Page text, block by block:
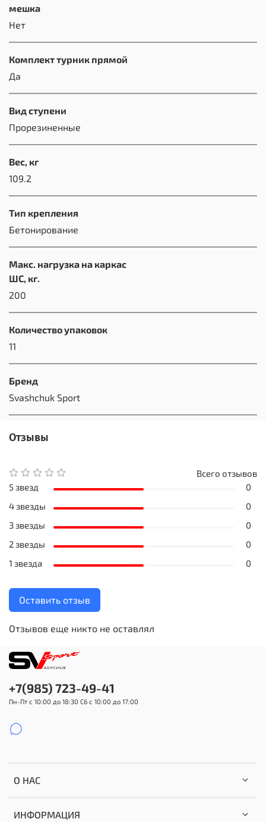
мешка
Нет
Комплект турник прямой
Да
Вид ступени
Прорезиненные
Вес, кг
109.2
Тип крепления
Бетонирование
Макс. нагрузка на каркас
ШС, кг.
200
Количество упаковок
11
Бренд
Svashchuk Sport
Отзывы
Отзывов еще никто не оставлял
Всего отзывов
5 звезд
0
4 звезды
0
3 звезды
0
2 звезды
0
1 звезда
0
Оставить отзыв
О НАС
ИНФОРМАЦИЯ
+7(985) 723-49-41
Пн-Пт с 10:00 до 18:30 Сб с 10:00 до 17:00